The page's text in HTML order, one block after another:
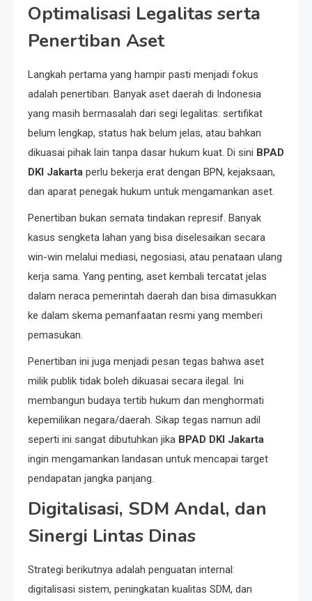
Optimalisasi Legalitas serta
Penertiban Aset
Langkah pertama yang hampir pasti menjadi fokus
adalah penertiban. Banyak aset daerah di Indonesia
yang masih bermasalah dari segi legalitas: sertifikat
belum lengkap, status hak belum jelas, atau bahkan
dikuasai pihak lain tanpa dasar hukum kuat. Di sini BPAD
DKI Jakarta perlu bekerja erat dengan BPN, kejaksaan,
dan aparat penegak hukum untuk mengamankan aset.
Penertiban bukan semata tindakan represif. Banyak
kasus sengketa lahan yang bisa diselesaikan secara
win-win melalui mediasi, negosiasi, atau penataan ulang
kerja sama. Yang penting, aset kembali tercatat jelas
dalam neraca pemerintah daerah dan bisa dimasukkan
ke dalam skema pemanfaatan resmi yang memberi
pemasukan.
Penertiban ini juga menjadi pesan tegas bahwa aset
milik publik tidak boleh dikuasai secara ilegal. Ini
membangun budaya tertib hukum dan menghormati
kepemilikan negara/daerah. Sikap tegas namun adil
seperti ini sangat dibutuhkan jika BPAD DKI Jakarta
ingin mengamankan landasan untuk mencapai target
pendapatan jangka panjang.
Digitalisasi, SDM Andal, dan
Sinergi Lintas Dinas
Strategi berikutnya adalah penguatan internal:
digitalisasi sistem, peningkatan kualitas SDM, dan